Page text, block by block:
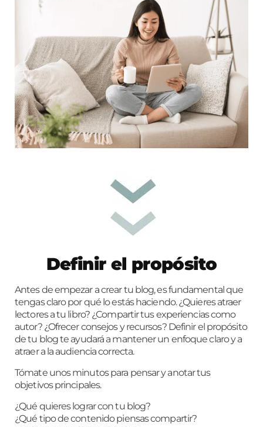
Definir el propósito
Antes de empezar a crear tu blog, es fundamental que
tengas claro por qué lo estás haciendo. ¿Quieres atraer
lectores a tu libro? ¿Compartir tus experiencias como
autor? ¿Ofrecer consejos y recursos? Definir el propósito
de tu blog te ayudará a mantener un enfoque claro y a
atraer a la audiencia correcta.
Tómate unos minutos para pensar y anotar tus
objetivos principales.
¿Qué quieres lograr con tu blog?
¿Qué tipo de contenido piensas compartir?